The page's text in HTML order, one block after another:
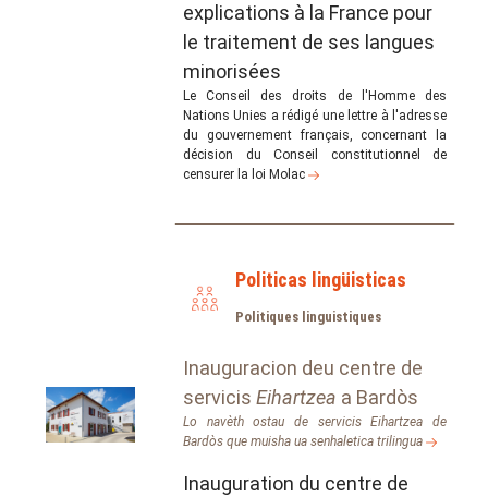
explications à la France pour
le traitement de ses langues
minorisées
Le Conseil des droits de l'Homme des
Nations Unies a rédigé une lettre à l'adresse
du gouvernement français, concernant la
décision du Conseil constitutionnel de
censurer la loi Molac
Politicas lingüisticas
Politiques linguistiques
Inauguracion deu centre de
servicis Eihartzea a Bardòs
Lo navèth ostau de servicisEihartzea de
Bardòs que muisha ua senhaletica trilingua
Inauguration du centre de